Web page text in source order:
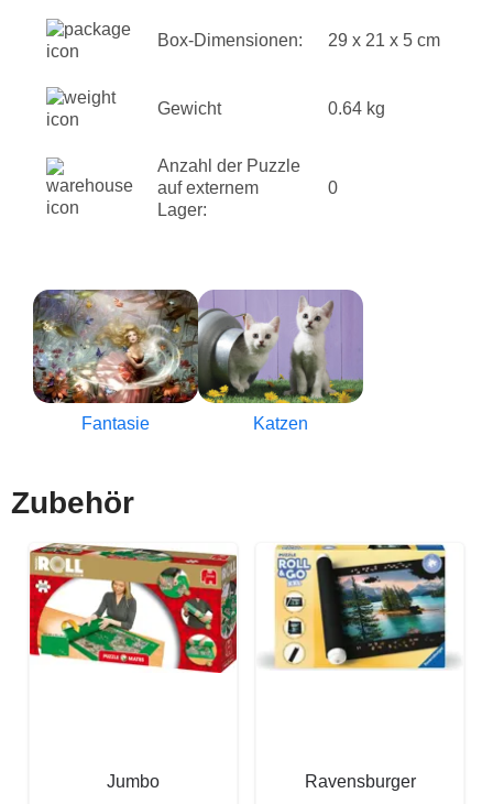
Box-Dimensionen: 29 x 21 x 5 cm
Gewicht 0.64 kg
Anzahl der Puzzle
auf externem
Lager:
0
Fantasie Katzen
Zubehör
Jumbo
Ravensburger